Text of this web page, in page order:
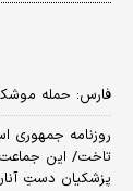
فارس: حمله
روزنامه جمهوری
تاخت/ این جماعت
پزشکیان دستِ